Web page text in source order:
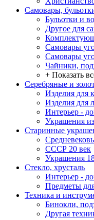
Самовары,
Бульотки и
Другое для
Самовары
Самовары
Чайники,
+ Показать
Серебряные и
Изделия для
Изделия для
Интерьер -
Украшения из
Старинные
СССР 20 век
Украшения
Стекло, хрусталь
Интерьер -
Предметы
Техника и
Бинокли,
Другая